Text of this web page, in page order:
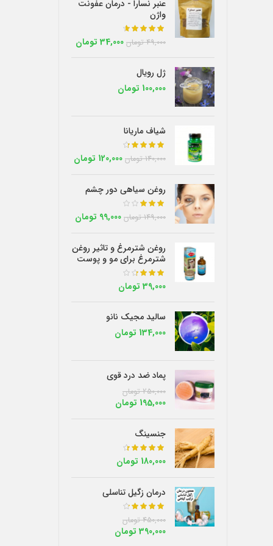
عنبر نسارا - درمان عفونت
واژن
49,000 تومان 34,000 تومان
ژل رویال
100,000 تومان
شیاف ماریانا
140,000 تومان 120,000 تومان
روغن سیاهی دور چشم
149,000 تومان 99,000 تومان
روغن شترمرغ و تاثیر روغن
شترمرغ برای مو و پوست
39,000 تومان
سالید مجیک نانو
134,000 تومان
پماد ضد درد قوی
250,000 تومان
195,000 تومان
جنسینگ
180,000 تومان
درمان زگیل تناسلی
450,000 تومان
390,000 تومان